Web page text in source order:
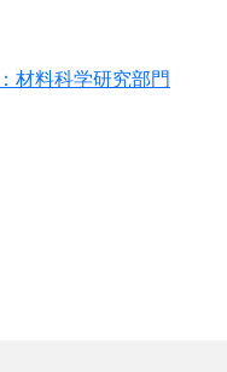
材料科学研究部門